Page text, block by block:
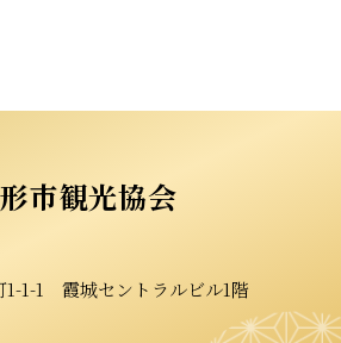
市観光協会
1-1-1 霞城セントラルビル1階